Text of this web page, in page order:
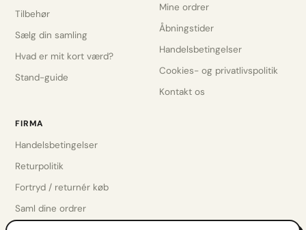
Tilbehør
Sælg din samling
Hvad er mit kort værd?
Stand-guide
Mine ordrer
Åbningstider
Handelsbetingelser
Cookies- og privatlivspolitik
Kontakt os
FIRMA
Handelsbetingelser
Returpolitik
Fortryd / returnér køb
Saml dine ordrer